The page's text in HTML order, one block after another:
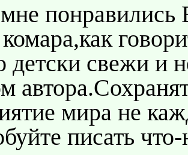
детски свежи и
мира не
писать